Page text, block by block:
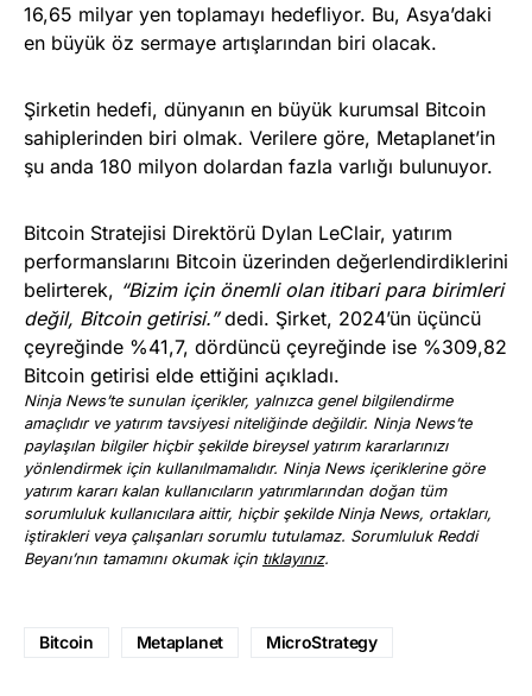
16,65 milyar yen toplamayı hedefliyor. Bu, Asya’daki
en büyük öz sermaye artışlarından biri olacak.
Şirketin hedefi, dünyanın en büyük kurumsal Bitcoin
sahiplerinden biri olmak. Verilere göre, Metaplanet’in
şu anda 180 milyon dolardan fazla varlığı bulunuyor.
Bitcoin Stratejisi Direktörü Dylan LeClair, yatırım
performanslarını Bitcoin üzerinden değerlendirdiklerini
belirterek, “Bizim için önemli olan itibari para birimleri
değil, Bitcoin getirisi.”dedi. Şirket, 2024’ün üçüncü
çeyreğinde %41,7, dördüncü çeyreğinde ise %309,82
Bitcoin getirisi elde ettiğini açıkladı.
Ninja News’te sunulan içerikler, yalnızca genel bilgilendirme
amaçlıdır ve yatırım tavsiyesi niteliğinde değildir. Ninja News’te
paylaşılan bilgiler hiçbir şekilde bireysel yatırım kararlarınızı
yönlendirmek için kullanılmamalıdır. Ninja News içeriklerine göre
yatırım kararı kalan kullanıcıların yatırımlarından doğan tüm
sorumluluk kullanıcılara aittir, hiçbir şekilde Ninja News, ortakları,
iştirakleri veya çalışanları sorumlu tutulamaz. Sorumluluk Reddi
Beyanı’nın tamamını okumak için tıklayınız.
Bitcoin Metaplanet MicroStrategy